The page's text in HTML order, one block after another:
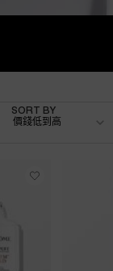
Sort by
價錢低到高
SORT BY